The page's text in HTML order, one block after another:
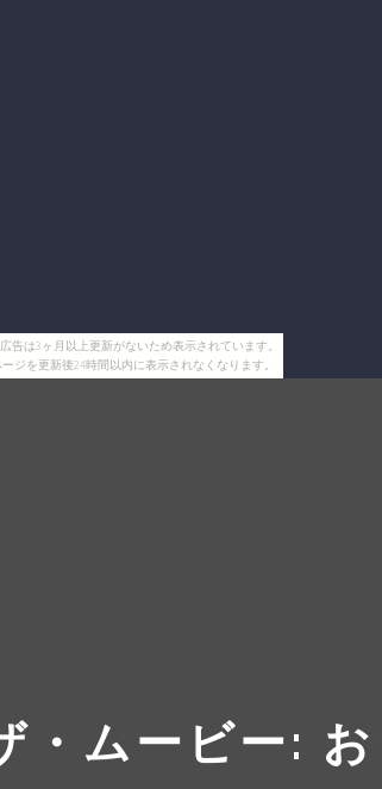
告は3ヶ月以上更新がないため表示されています。
ジを更新後24時間以内に表示されなくなります。
・ムービー: